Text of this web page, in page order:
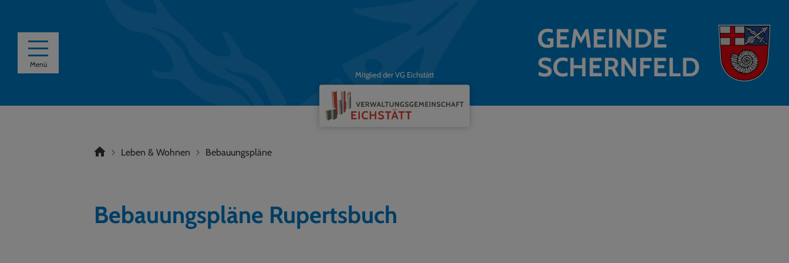
Menü
GEMEINDE
SCHERNFELD
Mitglied der VG Eichstätt
Bebauungspläne
Leben & Wohnen
Bebauungspläne Rupertsbuch